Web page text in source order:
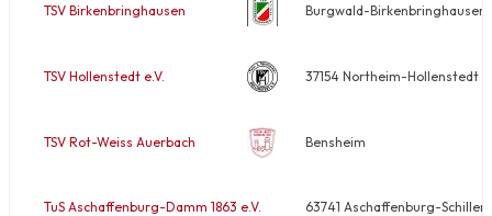
TSV Birkenbringhausen Burgwald-Birkenbringhausen
TSV Hollenstedt e.V. 37154 Northeim-Hollenstedt
TSV Rot-Weiss Auerbach Bensheim
TuS Aschaffenburg-Damm 1863 e.V. 63741 Aschaffenburg-